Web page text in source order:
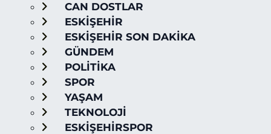
CAN DOSTLAR
ESKİŞEHİR
ESKİŞEHİR SON DAKİKA
GÜNDEM
POLİTİKA
SPOR
YAŞAM
TEKNOLOJİ
ESKİŞEHİRSPOR